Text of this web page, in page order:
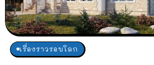
เรื่องราวรอบโลก